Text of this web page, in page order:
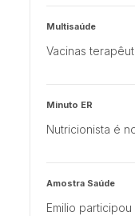
Multisaúde
Vacinas
Minuto ER
Nutricionista é
Amostra Saúde
Emilio